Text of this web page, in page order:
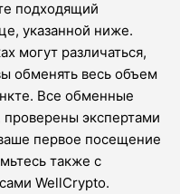
подходящий
указанной ниже.
могут различаться,
обменять весь объем
Все обменные
экспертами
первое посещение
также с
WellCrypto.